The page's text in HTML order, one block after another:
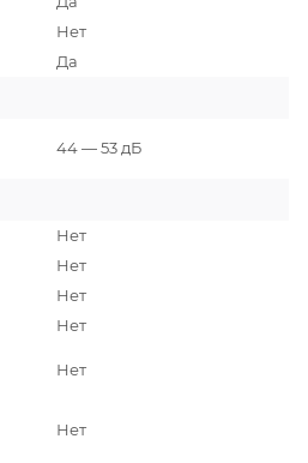
Нет
Да
44 — 53 дБ
Нет
Нет
Нет
Нет
Нет
Нет